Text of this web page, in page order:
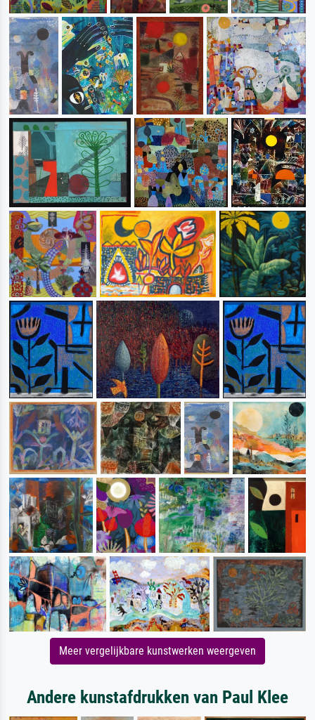
Meer vergelijkbare kunstwerken weergeven
Andere kunstafdrukken van Paul Klee